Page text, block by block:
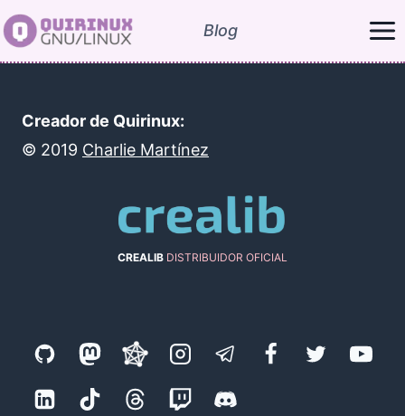
Saltar
al
Blog
Creador de Quirinux:
© 2019 Charlie Martínez
CREALIB DISTRIBUIDOR OFICIAL